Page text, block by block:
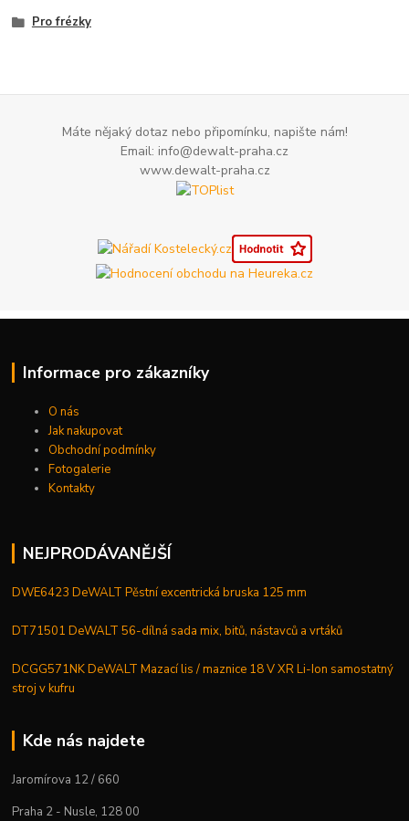
Pro frézky
Máte nějaký dotaz nebo připomínku, napište nám!
Email: info@dewalt-praha.cz
www.dewalt-praha.cz
Informace pro zákazníky
O nás
Jak nakupovat
Obchodní podmínky
Fotogalerie
Kontakty
NEJPRODÁVANĚJŠÍ
DWE6423 DeWALT Pěstní excentrická bruska 125 mm
DT71501 DeWALT 56-dílná sada mix, bitů, nástavců a vrtáků
DCGG571NK DeWALT Mazací lis / maznice 18 V XR Li-Ion samostatný
stroj v kufru
Kde nás najdete
Jaromírova 12 / 660
Praha 2 - Nusle, 128 00